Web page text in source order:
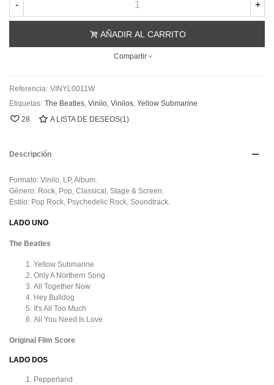
- +
AÑADIR AL CARRITO
Compartir
Referencia: VINYL0011W
Etiquetas: The Beatles, Vinilo, Vinilos, Yellow Submarine
28
A LISTA DE DESEOS(1)
Descripción
Formato: Vinilo, LP, Album.
Género: Rock, Pop, Classical, Stage & Screen.
Estilo: Pop Rock, Psychedelic Rock, Soundtrack.
LADO UNO
The Beatles
Yellow Submarine
Only A Northern Song
All Together Now
Hey Bulldog
It's All Too Much
All You Need Is Love
Original Film Score
LADO DOS
Pepperland